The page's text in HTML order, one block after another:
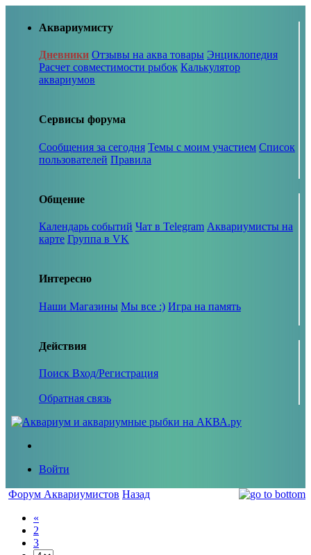
Аквариумисту
Дневники Отзывы на аква товары Энциклопедия
Расчет совместимости рыбок Калькулятор
аквариумов
Сервисы форума
Сообщения за сегодня Темы с моим участием Список
пользователей Правила
Общение
Календарь событий Чат в Telegram Аквариумисты на
карте Группа в VK
Интересно
Наши Магазины Мы все :) Игра на память
Действия
Поиск Вход/Регистрация
Обратная связь
Войти
Форум Аквариумистов Назад
«
2
3